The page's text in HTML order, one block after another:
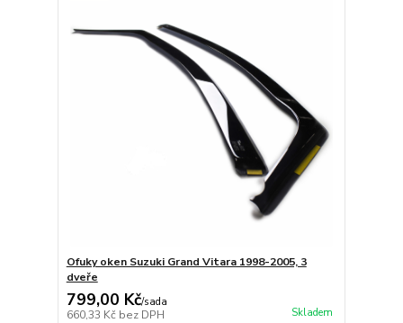
Ofuky oken Suzuki Grand Vitara 1998-2005, 3
dveře
799,00 Kč/sada
660,33 Kč bez DPH Skladem